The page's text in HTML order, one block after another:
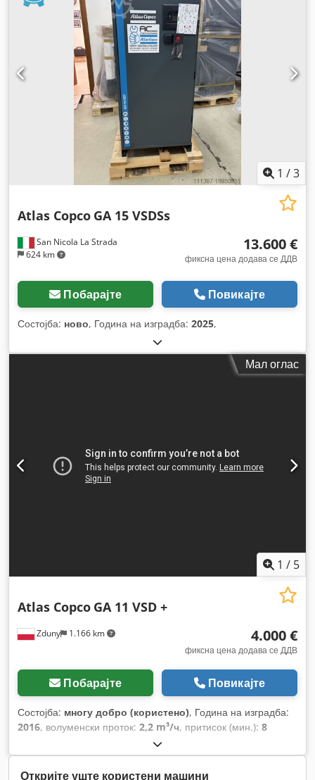
1 /3
San Nicola La Strada
624 km
Atlas Copco GA 15 VSDSs
13.600 €
фиксна цена додава се ДДВ
Побарајте Повикајте
Состојба: ново, Година на изградба: 2025,
Мал оглас
1 / 5
Zduny 1.166 km
Atlas Copco GA 11 VSD +
4.000 €
фиксна цена додава се ДДВ
Побарајте Повикајте
Состојба: многу добро (користено), Година на изградба:
2016, волуменски проток: 2,2 m³/ч, притисок (мин.): 8
Откријте уште користени машини